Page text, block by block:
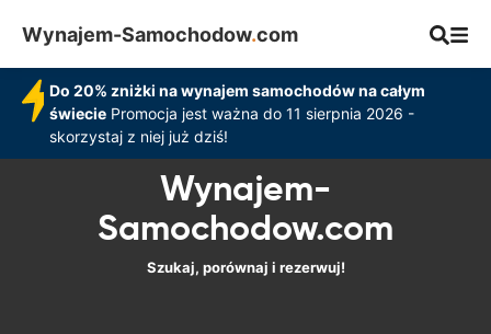
Wynajem-Samochodow.com
Do 20% zniżki na wynajem samochodów na całym
świeciePromocja jest ważna do 11 sierpnia 2026 -
skorzystaj z niej już dziś!
Wynajem-
Samochodow.com
Szukaj, porównaj i rezerwuj!